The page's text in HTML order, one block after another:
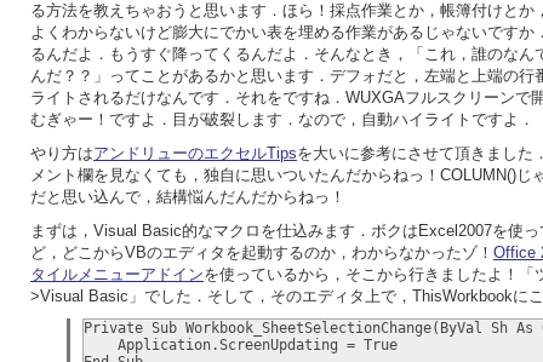
る方法を教えちゃおうと思います．ほら！採点作業とか，帳簿付けとか
よくわからないけど膨大にでかい表を埋める作業があるじゃないですか
るんだよ．もうすぐ降ってくるんだよ．そんなとき，「これ，誰のなん
んだ？？」ってことがあるかと思います．デフォだと，左端と上端の行
ライトされるだけなんです．それをですね．WUXGAフルスクリーンで
むぎゃー！ですよ．目が破裂します．なので，自動ハイライトですよ．
やり方はアンドリューのエクセルTipsを大いに参考にさせて頂きました
メント欄を見なくても，独自に思いついたんだからねっ！COLUMN()じ
だと思い込んで，結構悩んだんだからねっ！
まずは，Visual Basic的なマクロを仕込みます．ボクはExcel2007を使
ど，どこからVBのエディタを起動するのか，わからなかったゾ！ Office
タイルメニューアドインを使っているから，そこから行きましたよ！「
>Visual Basic」でした．そして，そのエディタ上で，ThisWorkbookに
Private Sub Workbook_SheetSelectionChange(ByVal Sh
    Application.ScreenUpdating = True